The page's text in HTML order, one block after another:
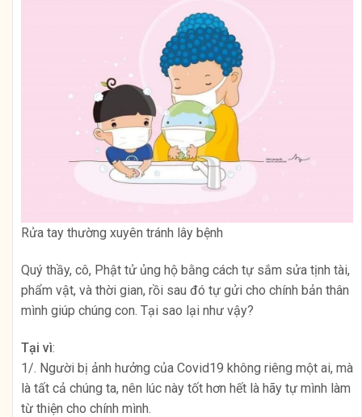
Rửa tay thường xuyên tránh lây bệnh
Quý thầy, cô, Phật tử ủng hộ bằng cách tự sắm sửa tịnh tài,
phẩm vật, và thời gian, rồi sau đó tự gửi cho chính bản thân
mình giúp chúng con. Tại sao lại như vậy?
Tại vì:
1/. Người bị ảnh hưởng của Covid19 không riêng một ai, mà
là tất cả chúng ta, nên lúc này tốt hơn hết là hãy tự mình làm
từ thiện cho chính mình.